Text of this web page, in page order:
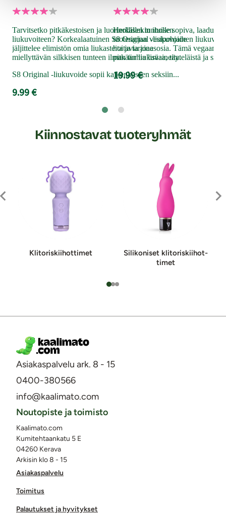
Tarvitsetko pitkäkestoisen ja luonnollisen tuntuisen
liukuvoiteen? Korkealaatuinen S8 Original -liukuvoide
jäljittelee elimistön omia liukasteita ja tarjoaa
miellyttävän silkkisen tunteen ilman turhia lisäaineita.
S8 Original -liukuvoide sopii kaikenlaiseen seksiin...
9.99 €
Herkällekin iholle sopiva,
tuotesarjan vesipohjainen
hoitavia ainesosia. Tämä
pitkään liukuvaa, täyteläistä ja
19.99 €
Kiinnostavat tuoteryhmät
Kli­to­ris­kii­hot­ti­met
Silikoniset kli­to­ris­kii­hot­
ti­met
Asiakaspalvelu ark. 8 - 15
0400-380566
info@kaalimato.com
Asiakaspalvelu
Toimitus
Palautukset ja hyvitykset
Noutopiste ja toimisto
Kaalimato.com
Kumitehtaankatu 5 E
04260 Kerava
Arkisin klo 8 - 15